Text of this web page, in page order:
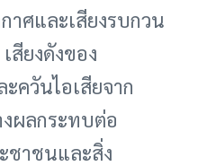
าศและเสียงรบกวน
สียงดังของ
ควันไอเสียจาก
งผลกระทบต่อ
ชาชนและสิ่ง